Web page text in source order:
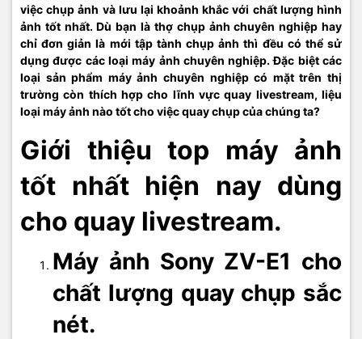
việc chụp ảnh và lưu lại khoảnh khắc với chất lượng hình
ảnh tốt nhất. Dù bạn là thợ chụp ảnh chuyên nghiệp hay
chỉ đơn giản là mới tập tành chụp ảnh thì đều có thể sử
dụng được các loại máy ảnh chuyên nghiệp. Đặc biệt các
loại sản phẩm máy ảnh chuyên nghiệp có mặt trên thị
trường còn thích hợp cho lĩnh vực quay livestream, liệu
loại máy ảnh nào tốt cho việc quay chụp của chúng ta?
Giới thiệu top máy ảnh
tốt nhất hiện nay dùng
cho quay livestream.
Máy ảnh Sony ZV-E1 cho
chất lượng quay chụp sắc
nét.